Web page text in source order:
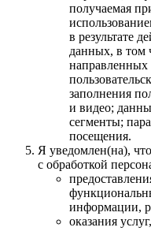
получаемая
в результате
данных, в том
направленных
заполнения
и видео;
сегменты;
посещения.
Я уведомлен(на),
с обработкой
информации,
оказания